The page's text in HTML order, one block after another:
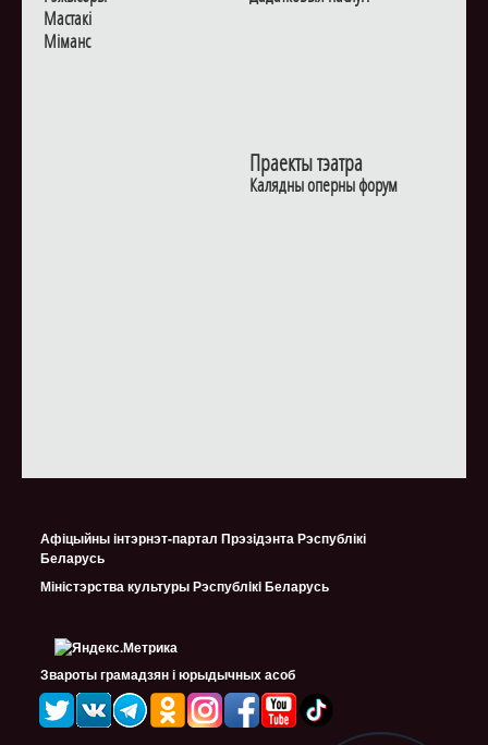
Мастакі
Мiманс
Праекты тэатра
Калядны оперны форум
Афіцыйны інтэрнэт-партал Прэзідэнта Рэспублікі
Беларусь
Міністэрства культуры Рэспублiкi Беларусь
Звароты грамадзян і юрыдычных асоб